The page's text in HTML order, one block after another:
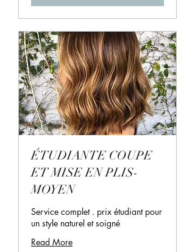
ÉTUDIANTE COUPE
ET MISE EN PLIS-
MOYEN
Service complet . prix étudiant pour
un style naturel et soigné
Read More